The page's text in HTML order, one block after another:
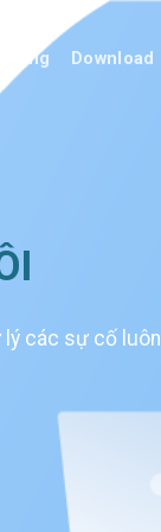
năng Download
lý các sự cố luôn